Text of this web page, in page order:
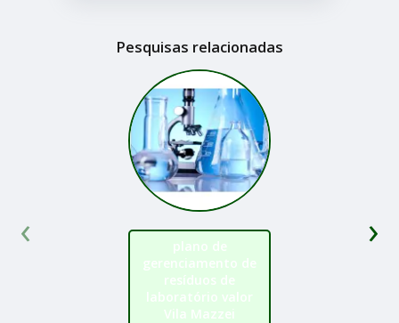
Pesquisas relacionadas
plano de
gerenciamento de
resíduos de
laboratório valor
Vila Mazzei
‹ ›